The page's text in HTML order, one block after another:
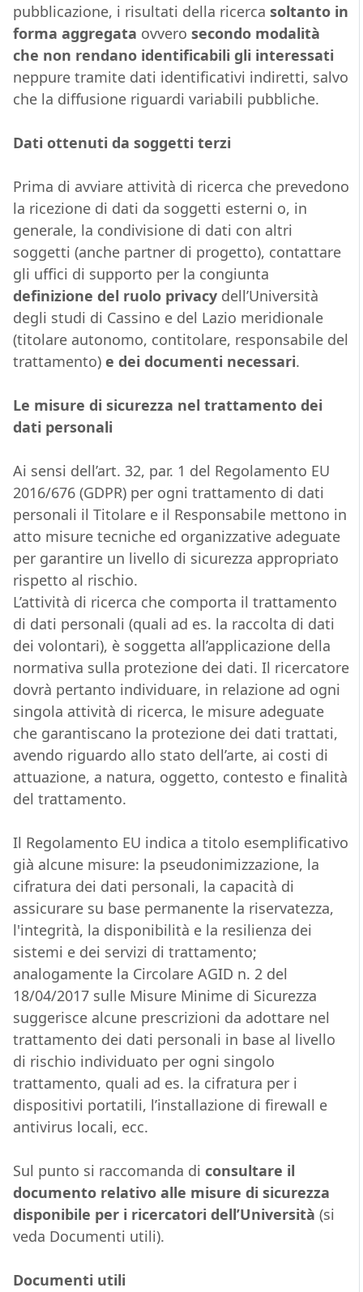
pubblicazione, i risultati della ricerca soltanto in
forma aggregata ovvero secondo modalità
che non rendano identificabili gli interessati
neppure tramite dati identificativi indiretti, salvo
che la diffusione riguardi variabili pubbliche.
Dati ottenuti da soggetti terzi
Prima di avviare attività di ricerca che prevedono
la ricezione di dati da soggetti esterni o, in
generale, la condivisione di dati con altri
soggetti (anche partner di progetto), contattare
gli uffici di supporto per la congiunta
definizione del ruolo privacy dell’Università
degli studi di Cassino e del Lazio meridionale
(titolare autonomo, contitolare, responsabile del
trattamento) e dei documenti necessari.
Le misure di sicurezza nel trattamento dei
dati personali
Ai sensi dell’art. 32, par. 1 del Regolamento EU
2016/676 (GDPR) per ogni trattamento di dati
personali il Titolare e il Responsabile mettono in
atto misure tecniche ed organizzative adeguate
per garantire un livello di sicurezza appropriato
rispetto al rischio.
L’attività di ricerca che comporta il trattamento
di dati personali (quali ad es. la raccolta di dati
dei volontari), è soggetta all’applicazione della
normativa sulla protezione dei dati. Il ricercatore
dovrà pertanto individuare, in relazione ad ogni
singola attività di ricerca, le misure adeguate
che garantiscano la protezione dei dati trattati,
avendo riguardo allo stato dell’arte, ai costi di
attuazione, a natura, oggetto, contesto e finalità
del trattamento.
Il Regolamento EU indica a titolo esemplificativo
già alcune misure: la pseudonimizzazione, la
cifratura dei dati personali, la capacità di
assicurare su base permanente la riservatezza,
l'integrità, la disponibilità e la resilienza dei
sistemi e dei servizi di trattamento;
analogamente la Circolare AGID n. 2 del
18/04/2017 sulle Misure Minime di Sicurezza
suggerisce alcune prescrizioni da adottare nel
trattamento dei dati personali in base al livello
di rischio individuato per ogni singolo
trattamento, quali ad es. la cifratura per i
dispositivi portatili, l’installazione di firewall e
antivirus locali, ecc.
Sul punto si raccomanda di consultare il
documento relativo alle misure di sicurezza
disponibile per i ricercatori dell’Università (si
veda Documenti utili).
Documenti utili